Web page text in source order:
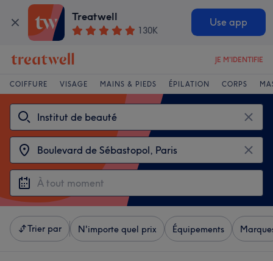
Treatwell
130K
Use app
JE M'IDENTIFIE
COIFFURE VISAGE MAINS & PIEDS ÉPILATION CORPS
Trier par N'importe quel prix Équipements